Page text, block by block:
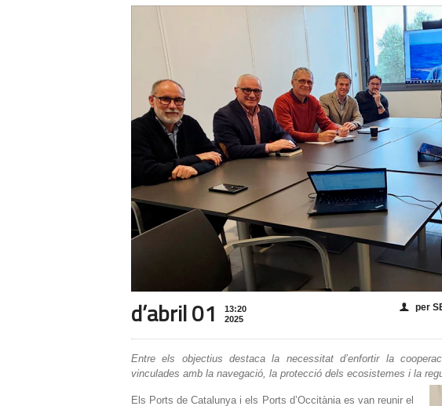
d’abril 01
13:20
2025
👤 per
Entre els objectius destaca la necessitat d’enfortir la
vinculades amb la navegació, la protecció dels ecosistemes i la
Els Ports de Catalunya i els Ports d’Occitània es van reunir el